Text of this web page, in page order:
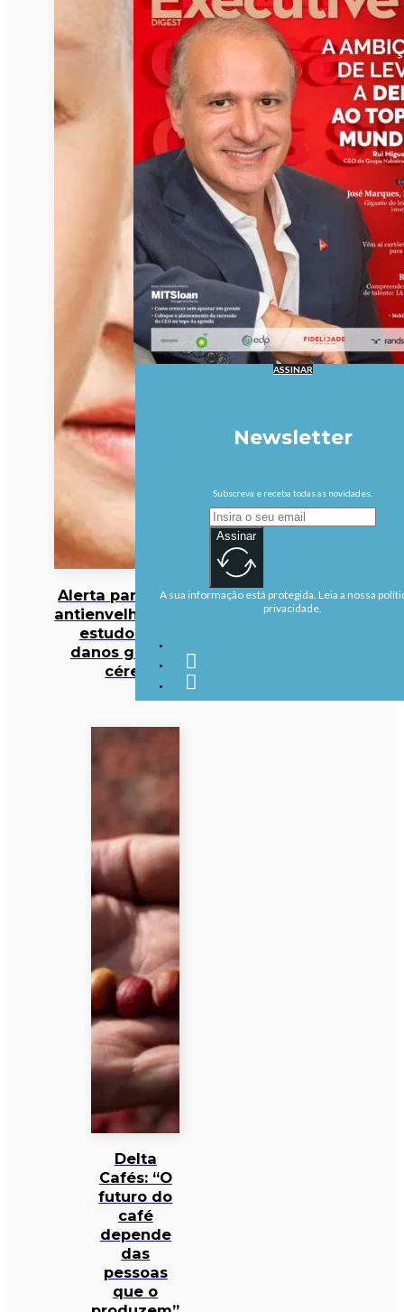
Alerta para cocktail
antienvelhecimento:
estudo deteta
danos graves no
cérebro
Delta
Cafés: “O
futuro do
café
depende
das
pessoas
que o
ASSINAR
Newsletter
Subscreva e receba todas as novidades.
Assinar
A sua informação está protegida. Leia a nossa
privacidade.